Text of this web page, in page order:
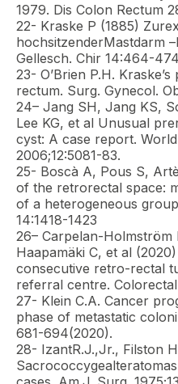
1979. Dis Colon Rectum
22- Kraske P (1885)
hochsitzenderMastdarm
Gellesch. Chir 14:464-474
23- O’Brien P.H.
rectum. Surg. Gynecol.
24– Jang SH, Jang KS,
Lee KG, et al Unusual
cyst: A case report.
2006;12:5081-83.
25- Boscà A, Pous S,
of the retrorectal space:
of a heterogeneous
14:1418-1423
26– Carpelan-Holmström
Haapamäki C, et al
consecutive retro-rectal
referral centre.
27- Klein C.A. Cancer
phase of metastatic
681-694(2020).
28- IzantR.J.,Jr., Filston